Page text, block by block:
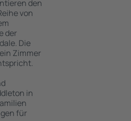
den
von
der
Die
Zimmer
in
für